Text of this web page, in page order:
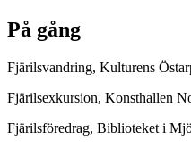
På gång
Fjärilsvandring, Kulturens
Fjärilsexkursion, Konsthallen
Fjärilsföredrag, Biblioteket i